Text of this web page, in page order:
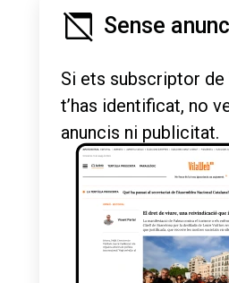
Sense
Si ets subscriptor de
t’has identificat, no
anuncis ni publicitat.